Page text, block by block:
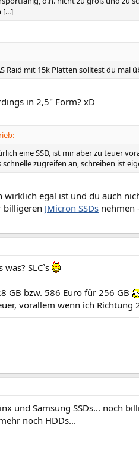
[...]
Raid mit 15k Platten solltest du mal
in 2,5" Form? xD
eine SSD, ist mir aber zu teuer
zugreifen an, schreiben ist
wirklich egal ist und du auch
billigeren JMicron SSDs nehmen
SLC`s
GB bzw. 586 Euro für 256 GB
vorallem wenn ich Richtung
und Samsung SSDs... noch
noch HDDs...